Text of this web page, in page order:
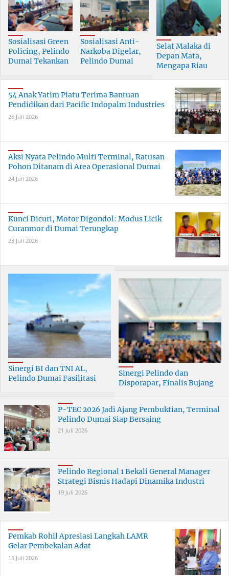
Sosialisasi Green
Policing, Pelindo
Dumai Tekankan
Bersama
Sosialisasi Anti-
Narkoba Digelar,
Pelindo Dumai
Berkualitas
Selat Malaka di
Depan Mata,
Mengapa Riau
54 Anak Yatim Piatu Terima Bantuan
Pendidikan dari Pacific Indopalm Industries
26 Juli 2026
Aksi Nyata Pelindo Multi Terminal, Ratusan
Pohon Ditanam di Area Operasional Dumai
24 Juli 2026
Kunci Dicuri, Motor Digondol: Modus Licik
Curanmor di Dumai Terungkap
23 Juli 2026
Sinergi BI dan TNI AL,
Pelindo Dumai Fasilitasi
Sinergi Pelindo dan
Disporapar, Finalis Bujang
P-TEC 2026 Jadi Ajang Pembuktian, Terminal
Pelindo Dumai Siap Bersaing
21 Juli 2026
Pelindo Regional 1 Bekali General Manager
Strategi Bisnis Hadapi Dinamika Industri
19 Juli 2026
Pemkab Rohil Apresiasi Langkah LAMR
Gelar Pembekalan Adat
15 Juli 2026